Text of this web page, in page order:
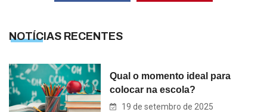
NOTÍCIAS RECENTES
Qual o momento ideal para
colocar na escola?
19 de setembro de 2025